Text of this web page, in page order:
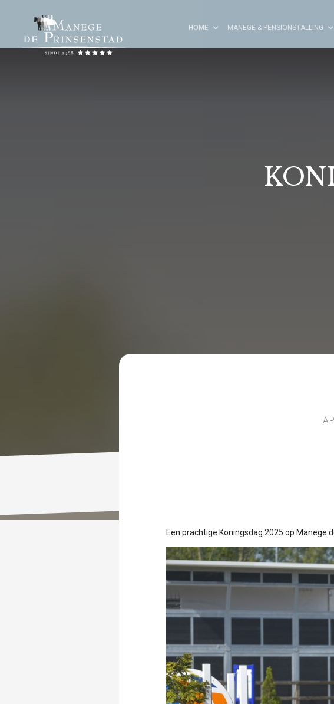
HOME MANEGE & PENSIONSTALLING
Een prachtige Koningsdag 2025 op Manege